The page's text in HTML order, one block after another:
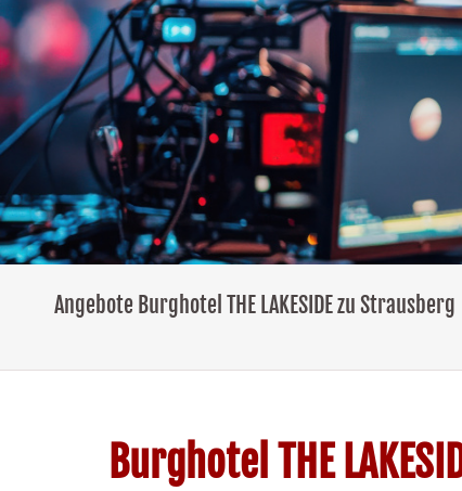
Angebote Burghotel THE LAKESIDE zu Strausberg
Burghotel THE